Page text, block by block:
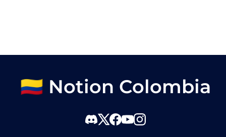
🇨🇴 Notion Colombia